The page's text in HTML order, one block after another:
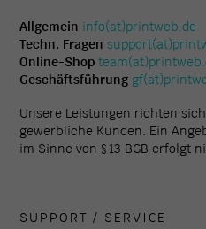
Allgemein info(at)printweb.de
Techn. Fragen
Online-Shop
Geschäftsführung
Unsere Leistungen richten
gewerbliche Kunden. Ein
im Sinne von § 13 BGB erfolgt
SUPPORT / SERVICE